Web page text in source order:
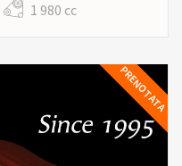
1 980 cc
PRENOTATA